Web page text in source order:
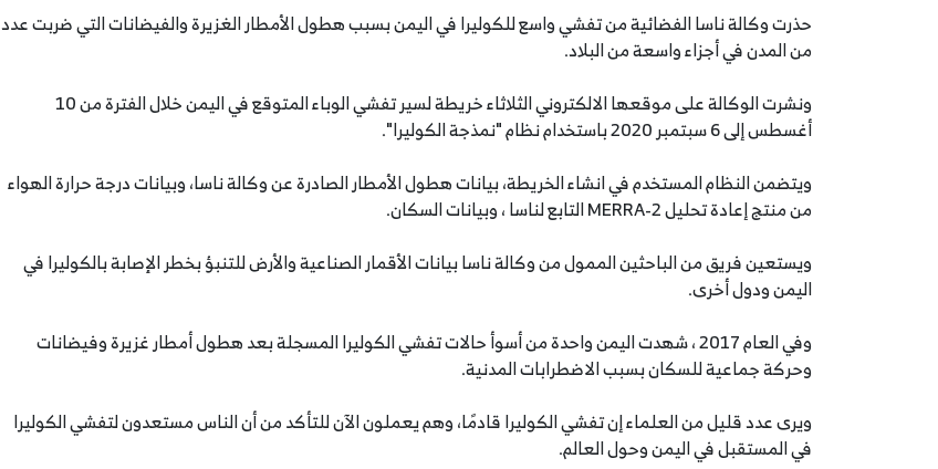
حذرت وكالة ناسا الفضائية من تفشي واسع للكوليرا في اليمن بسبب هطول الأمطار الغزيرة والفيضانات التي ضربت عدد
من المدن في أجزاء واسعة من البلاد.
ونشرت الوكالة على موقعها الالكتروني الثلاثاء خريطة لسير تفشي الوباء المتوقع في اليمن خلال الفترة من 10
أغسطس إلى 6 سبتمبر 2020 باستخدام نظام "نمذجة الكوليرا".
ويتضمن النظام المستخدم في انشاء الخريطة، بيانات هطول الأمطار الصادرة عن وكالة ناسا، وبيانات درجة حرارة الهواء
من منتج إعادة تحليل MERRA-2 التابع لناسا ، وبيانات السكان.
ويستعين فريق من الباحثين الممول من وكالة ناسا بيانات الأقمار الصناعية والأرض للتنبؤ بخطر الإصابة بالكوليرا في
اليمن ودول أخرى.
وفي العام 2017 ، شهدت اليمن واحدة من أسوأ حالات تفشي الكوليرا المسجلة بعد هطول أمطار غزيرة وفيضانات
وحركة جماعية للسكان بسبب الاضطرابات المدنية.
ويرى عدد قليل من العلماء إن تفشي الكوليرا قادمًا، وهم يعملون الآن للتأكد من أن الناس مستعدون لتفشي الكوليرا
في المستقبل في اليمن وحول العالم.